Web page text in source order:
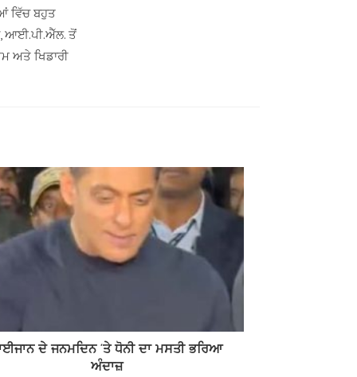
ਵਿੱਚ ਬਹੁਤ
ਆਈ.ਪੀ.ਐੱਲ. ਤੋਂ
ਅਤੇ ਖਿਡਾਰੀ
ਦੇ ਜਨਮਦਿਨ ‘ਤੇ ਧੋਨੀ ਦਾ ਮਸਤੀ ਭਰਿਆ
ਅੰਦਾਜ਼